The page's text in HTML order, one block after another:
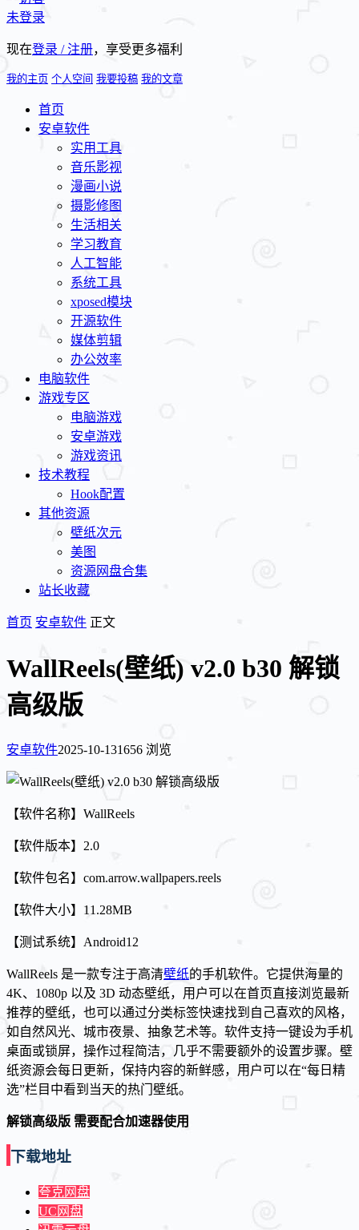
未登录
现在登录 / 注册，享受更多福利
我的主页 个人空间 我要投稿 我的文章
首页
安卓软件
实用工具
音乐影视
漫画小说
摄影修图
生活相关
学习教育
人工智能
系统工具
xposed模块
开源软件
媒体剪辑
办公效率
电脑软件
游戏专区
电脑游戏
安卓游戏
游戏资讯
技术教程
Hook配置
其他资源
壁纸次元
美图
资源网盘合集
站长收藏
首页 安卓软件 正文
WallReels(壁纸) v2.0 b30 解锁
高级版
安卓软件2025-10-131656 浏览
【软件名称】WallReels
【软件版本】2.0
【软件包名】com.arrow.wallpapers.reels
【软件大小】11.28MB
【测试系统】Android12
WallReels 是一款专注于高清壁纸的手机软件。它提供海量的
4K、1080p 以及 3D 动态壁纸，用户可以在首页直接浏览最新
推荐的壁纸，也可以通过分类标签快速找到自己喜欢的风格，
如自然风光、城市夜景、抽象艺术等。软件支持一键设为手机
桌面或锁屏，操作过程简洁，几乎不需要额外的设置步骤。壁
纸资源会每日更新，保持内容的新鲜感，用户可以在“每日精
选”栏目中看到当天的热门壁纸。
解锁高级版 需要配合加速器使用
下载地址
夸克网盘
UC网盘